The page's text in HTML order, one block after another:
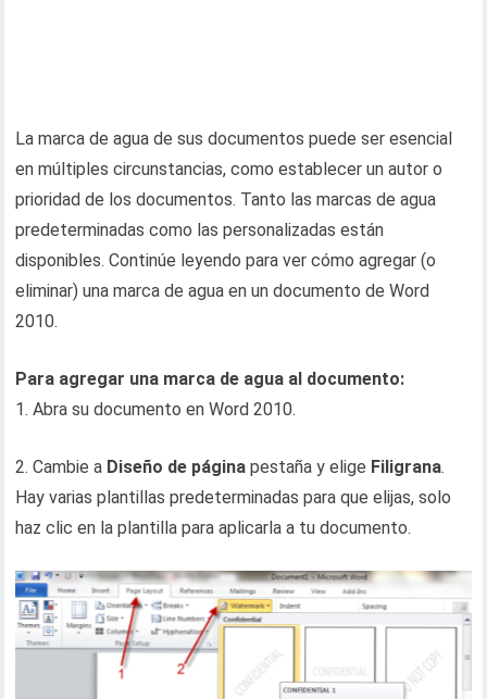
La marca de agua de sus documentos puede ser esencial
en múltiples circunstancias, como establecer un autor o
prioridad de los documentos. Tanto las marcas de agua
predeterminadas como las personalizadas están
disponibles. Continúe leyendo para ver cómo agregar (o
eliminar) una marca de agua en un documento de Word
2010.
Para agregar una marca de agua al documento:
1. Abra su documento en Word 2010.
2. Cambie a Diseño de página pestaña y elige Filigrana.
Hay varias plantillas predeterminadas para que elijas, solo
haz clic en la plantilla para aplicarla a tu documento.